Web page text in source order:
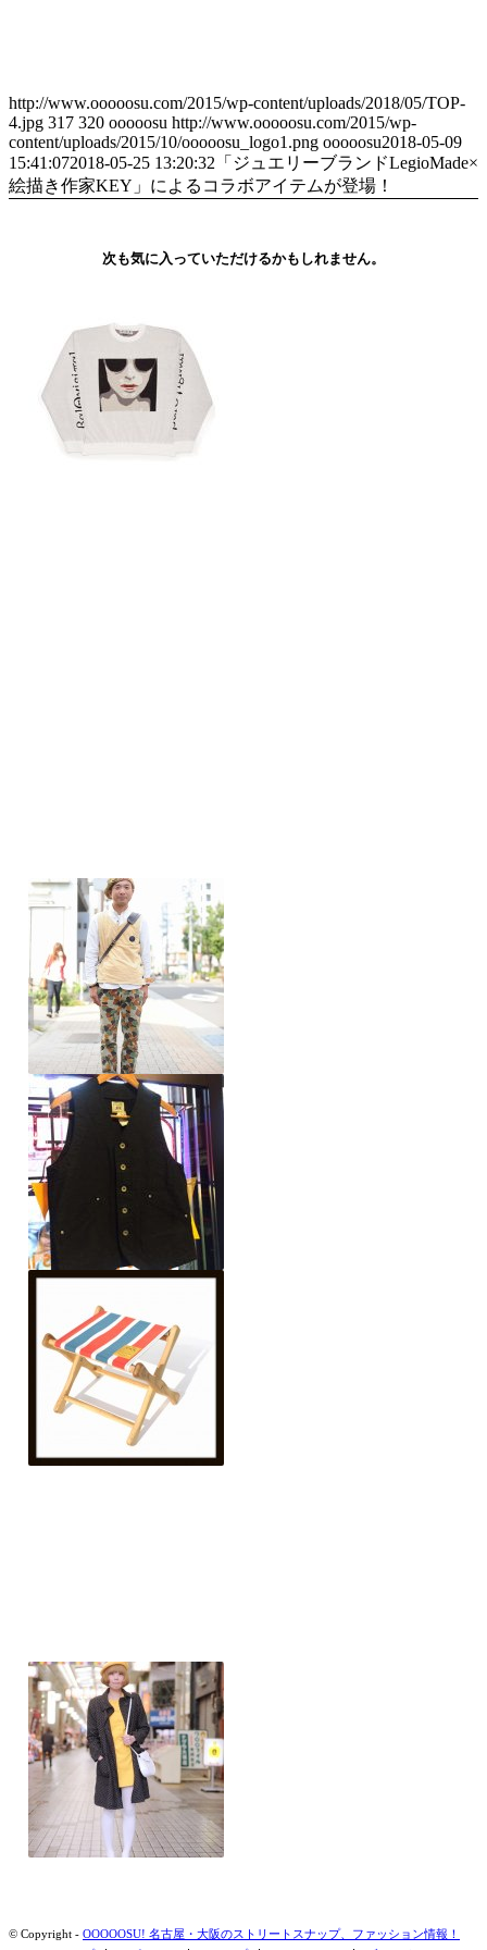
http://www.ooooosu.com/2015/wp-content/uploads/2018/05/TOP-
4.jpg 317 320 ooooosu http://www.ooooosu.com/2015/wp-
content/uploads/2015/10/ooooosu_logo1.png ooooosu2018-05-09
15:41:072018-05-25 13:20:32 「ジュエリーブランドLegioMade×
絵描き作家KEY」によるコラボアイテムが登場！
次も気に入っていただけるかもしれません。
© Copyright - OOOOOSU! 名古屋・大阪のストリートスナップ、ファッション情報！